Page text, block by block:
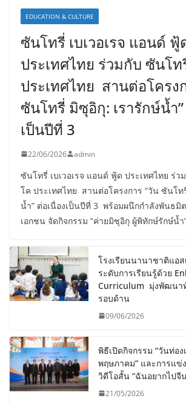
EDUCATION & CULTURE
ซันโทรี่ เบเวอเรจ แอนด์ ฟู้
ประเทศไทย ร่วมกับ ซันโท
ประเทศไทย สานต่อโครง
ซันโทรี่ มิซุอิกุ: เรารักษ์น้ำ”
เป็นปีที่ 3
22/06/2026 admin
ซันโทรี่ เบเวอเรจ แอนด์ ฟู้ด ประเทศไทย ร่
โค ประเทศไทย สานต่อโครงการ “วัน ซันโท
น้ำ” ต่อเนื่องเป็นปีที่ 3 พร้อมผนึกกำลังพันธมิ
เอกชน จัดกิจกรรม “ค่ายมิซุอิกุ ผู้พิทักษ์รักษ์น้ำ
โรงเรียนนานาชาติแอส
ระดับการเรียนรู้ด้วย
Curriculum มุ่งพัฒนา
รอบด้าน
09/06/2026
พิธีเปิดกิจกรรม “วันท่อ
พฤษภาคม” และการแ
วิดีโอสั้น “ฉันอยากไปจี
21/05/2026